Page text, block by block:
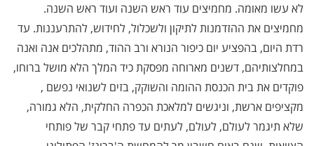
לא עשו מאומה. מחמיצים עוד ראש השנה ועוד ראש השנה.
מחמיצים את ההזדמנות לתיקון ולשכלול, לחידוש, להתרעננות. עד
רדת היום, בהפציע יום כיפור הנורא ורב ההוד, מתהלכים אנה ואנה
במחלצותיהם, דשנים מארוחה מפסקת כיד המלך הלא מושל ברוחו,
פוקדים את בית הכנסת ההומה והשוקק, בזים לשנואי נפשם ,
מקציפים ארשת, וניגשים למלאכת הכפרה החלקית, הלא גמורה,
שלא תיגמר לעולם, לעולם, לעתים עד פתחי קבר של פותחי